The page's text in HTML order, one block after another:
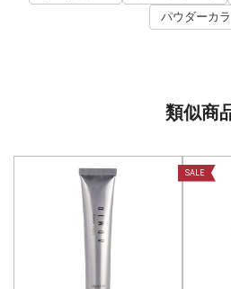
パウダーカ
類似商
SALE